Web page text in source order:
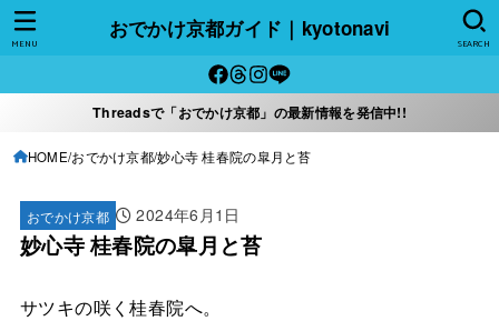
おでかけ京都ガイド｜kyotonavi
SEARCH
MENU
Threadsで「おでかけ京都」の最新情報を発信中!!
HOME おでかけ京都 妙心寺 桂春院の皐月と苔
おでかけ京都 2024年6月1日
妙心寺 桂春院の皐月と苔
サツキの咲く桂春院へ。